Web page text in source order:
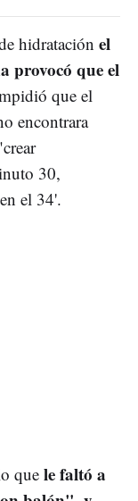
hidratación el
provocó que el
que el
encontrara
30,
el 34'.
que le faltó a